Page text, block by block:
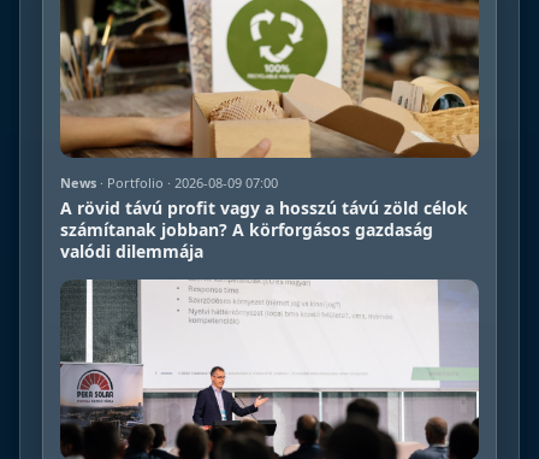
News · Portfolio · 2026-08-09 07:00
A rövid távú profit vagy a hosszú távú zöld célok
számítanak jobban? A körforgásos gazdaság
valódi dilemmája